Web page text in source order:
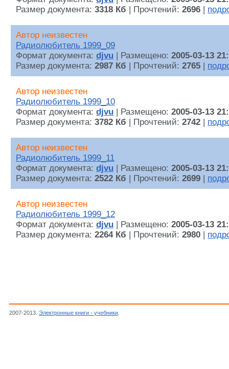
Размер документа: 3318 Кб | Прочтений: 2696
Автор неизвестен
Радиолюбитель 1999_09
Формат документа: djvu | Размещено: 2005-03-13
Размер документа: 2987 Кб | Прочтений: 2765
Автор неизвестен
Радиолюбитель 1999_10
Формат документа: djvu | Размещено: 2005-03-13
Размер документа: 3782 Кб | Прочтений: 2742
Автор неизвестен
Радиолюбитель 1999_11
Формат документа: djvu | Размещено: 2005-03-13
Размер документа: 2522 Кб | Прочтений: 2699
Автор неизвестен
Радиолюбитель 1999_12
Формат документа: djvu | Размещено: 2005-03-13
Размер документа: 2264 Кб | Прочтений: 2980
2007-2013. Электронные книги - учебники